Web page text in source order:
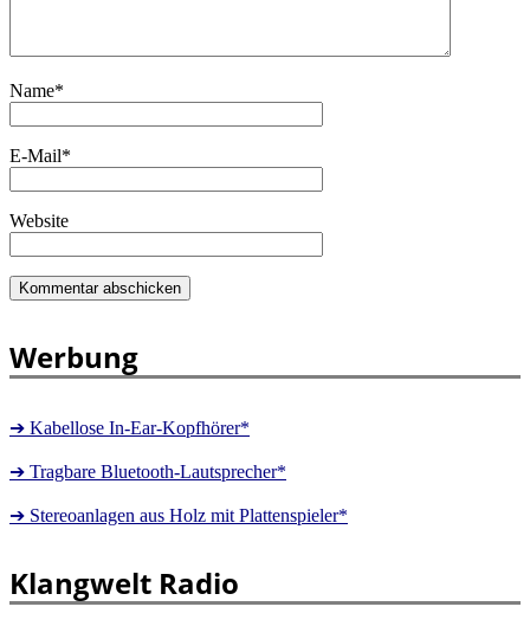
Name*
E-Mail*
Website
Werbung
➔ Kabellose In-Ear-Kopfhörer*
➔ Tragbare Bluetooth-Lautsprecher*
➔ Stereoanlagen aus Holz mit Plattenspieler*
Klangwelt Radio